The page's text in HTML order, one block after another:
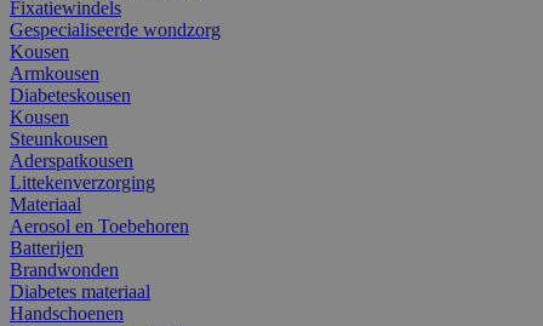
Fixatiewindels
Gespecialiseerde wondzorg
Kousen
Armkousen
Diabeteskousen
Kousen
Steunkousen
Aderspatkousen
Littekenverzorging
Materiaal
Aerosol en Toebehoren
Batterijen
Brandwonden
Diabetes materiaal
Handschoenen